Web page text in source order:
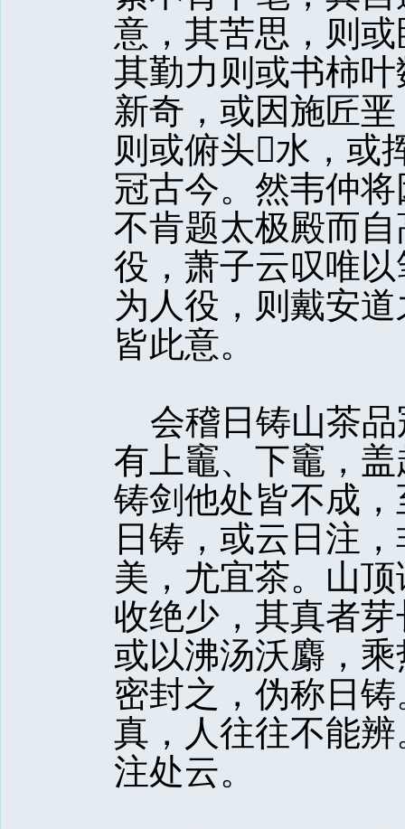
意，其苦思，则
其勤力则或书柿
新奇，或因施匠
则或俯头水，或
冠古今。然韦仲
不肯题太极殿而
役，萧子云叹唯
为人役，则戴安
皆此意。
会稽日铸山茶品
有上竈、下竈，
铸剑他处皆不成
日铸，或云日注
美，尤宜茶。山
收绝少，其真者
或以沸汤沃麝，
密封之，伪称日
真，人往往不能
注处云。